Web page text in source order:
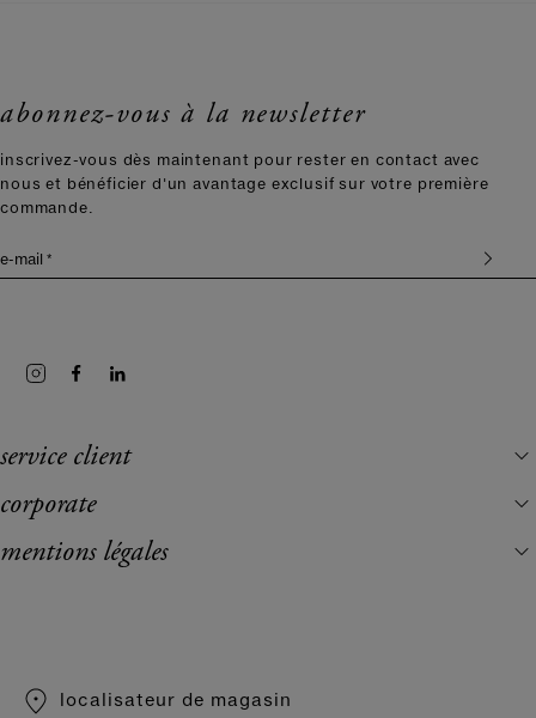
abonnez-vous à la newsletter
inscrivez-vous dès maintenant pour rester en contact avec
nous et bénéficier d'un avantage exclusif sur votre première
commande.
e-mail *
service client
corporate
mentions légales
localisateur de magasin